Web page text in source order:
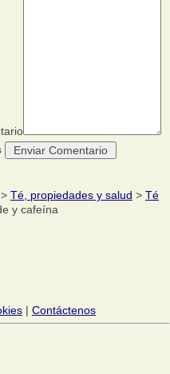
> Té, propiedades y salud > Té
y cafeína
| Contáctenos